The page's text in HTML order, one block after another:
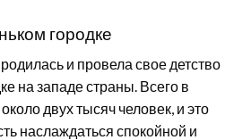
городке
и провела свое детство
на западе страны. Всего в
двух тысяч человек, и это
наслаждаться спокойной и